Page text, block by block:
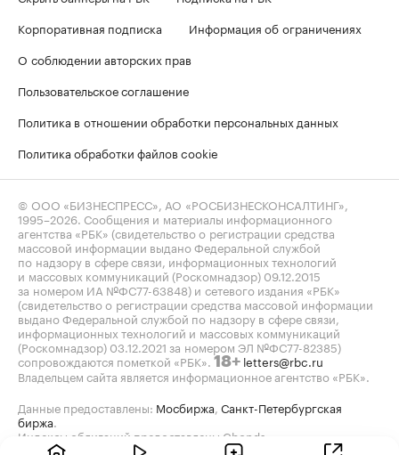
Корпоративная подписка
Информация об ограничениях
О соблюдении авторских прав
Пользовательское соглашение
Политика в отношении обработки персональных данных
Политика обработки файлов cookie
© ООО «БИЗНЕСПРЕСС», АО «РОСБИЗНЕСКОНСАЛТИНГ»,
1995–2026 . Сообщения и материалы информационного
агентства «РБК» (свидетельство о регистрации средства
массовой информации выдано Федеральной службой
по надзору в сфере связи, информационных технологий
и массовых коммуникаций (Роскомнадзор) 09.12.2015
за номером ИА №ФС77-63848) и сетевого издания «РБК»
(свидетельство о регистрации средства массовой информации
выдано Федеральной службой по надзору в сфере связи,
информационных технологий и массовых коммуникаций
(Роскомнадзор) 03.12.2021 за номером ЭЛ №ФС77-82385)
сопровождаются пометкой «РБК». 18+ letters@rbc.ru
Владельцем сайта является информационное агентство «РБК».
Данные предоставлены: Мосбиржа Санкт-Петербургская
биржа
Индексы облигаций предоставлены Cbonds.